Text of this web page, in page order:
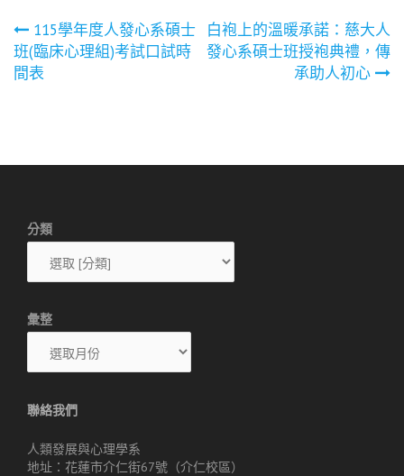
文
章
覽
115學年度人發心系碩士
班(臨床心理組)考試口試時
間表
白袍上的溫暖承諾：慈大人
發心系碩士班授袍典禮，傳
承助人初心
分類
彙整
聯絡我們
人類發展與心理學系
地址：花蓮市介仁街67號（介仁校區）